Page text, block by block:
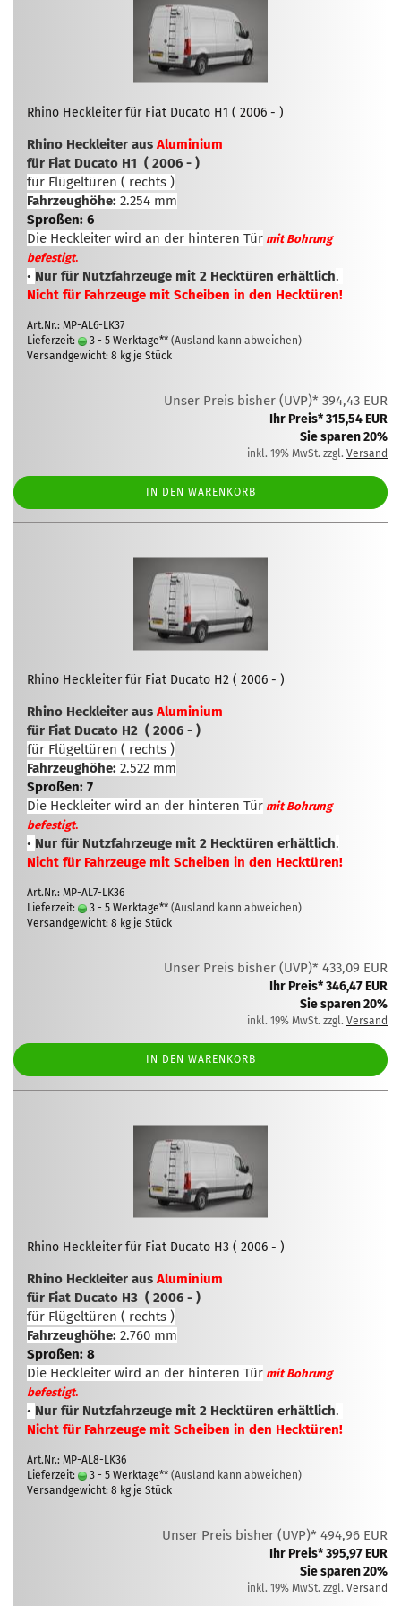
Rhino Heckleiter für Fiat Ducato H1 ( 2006 - )
Rhino Heckleiter aus Aluminium
für Fiat Ducato H1 ( 2006 - )
für Flügeltüren ( rechts )
Fahrzeughöhe: 2.254 mm
Sproßen: 6
Die Heckleiter wird an der hinteren Tür mit Bohrung
befestigt.
• Nur für Nutzfahrzeuge mit 2 Hecktüren erhältlich.
Nicht für Fahrzeuge mit Scheiben in den Hecktüren!
Art.Nr.: MP-AL6-LK37
Lieferzeit:
3 - 5 Werktage** (Ausland kann abweichen)
Versandgewicht: 8 kg je Stück
Unser Preis bisher (UVP)* 394,43 EUR
Ihr Preis* 315,54 EUR
Sie sparen 20%
inkl. 19% MwSt. zzgl. Versand
IN DEN WARENKORB
Rhino Heckleiter für Fiat Ducato H2 ( 2006 - )
Rhino Heckleiter aus Aluminium
für Fiat Ducato H2 ( 2006 - )
für Flügeltüren ( rechts )
Fahrzeughöhe: 2.522 mm
Sproßen: 7
Die Heckleiter wird an der hinteren Tür mit Bohrung
befestigt.
• Nur für Nutzfahrzeuge mit 2 Hecktüren erhältlich.
Nicht für Fahrzeuge mit Scheiben in den Hecktüren!
Art.Nr.: MP-AL7-LK36
Lieferzeit:
3 - 5 Werktage** (Ausland kann abweichen)
Versandgewicht: 8 kg je Stück
Unser Preis bisher (UVP)* 433,09 EUR
Ihr Preis* 346,47 EUR
Sie sparen 20%
inkl. 19% MwSt. zzgl. Versand
IN DEN WARENKORB
Rhino Heckleiter für Fiat Ducato H3 ( 2006 - )
Rhino Heckleiter aus Aluminium
für Fiat Ducato H3 ( 2006 - )
für Flügeltüren ( rechts )
Fahrzeughöhe: 2.760 mm
Sproßen: 8
Die Heckleiter wird an der hinteren Tür mit Bohrung
befestigt.
• Nur für Nutzfahrzeuge mit 2 Hecktüren erhältlich.
Nicht für Fahrzeuge mit Scheiben in den Hecktüren!
Art.Nr.: MP-AL8-LK36
Lieferzeit:
3 - 5 Werktage** (Ausland kann abweichen)
Versandgewicht: 8 kg je Stück
Unser Preis bisher (UVP)* 494,96 EUR
Ihr Preis* 395,97 EUR
Sie sparen 20%
inkl. 19% MwSt. zzgl. Versand